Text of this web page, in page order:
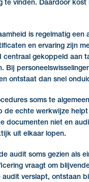
te vinden. Daardoor kost
is regelmatig een
en ervaring zijn
centraal gekoppeld aan
Bij
ontstaat dan snel
soms te
de echte werkwijze
documenten niet en
uit elkaar lopen.
audit soms gezien als
vraagt om
audit verslapt, ontstaan